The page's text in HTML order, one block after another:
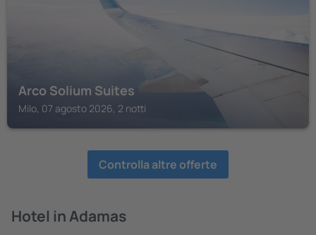
Arco Solium Suites
Milo, 07 agosto 2026, 2 notti
Controlla altre offerte
Hotel in Adamas